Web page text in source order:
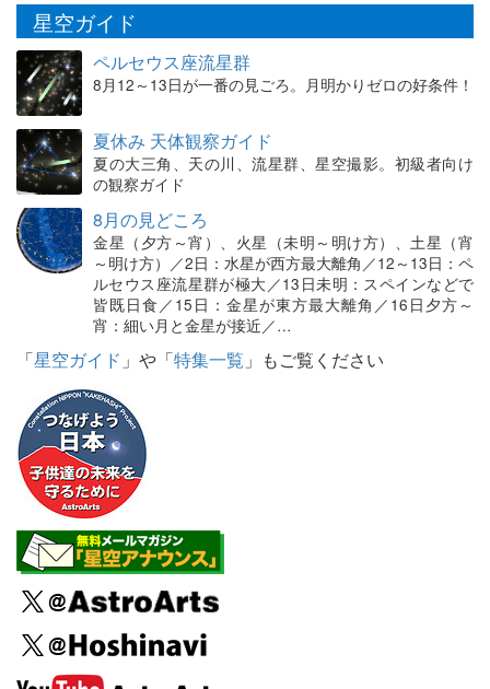
星空ガイド
ペルセウス座流星群
8月12～13日が一番の見ごろ。月明かりゼロの好条件！
夏休み 天体観察ガイド
夏の大三角、天の川、流星群、星空撮影。初級者向け
の観察ガイド
8月の見どころ
金星（夕方～宵）、火星（未明～明け方）、土星（宵
～明け方）／2日：水星が西方最大離角／12～13日：ペ
ルセウス座流星群が極大／13日未明：スペインなどで
皆既日食／15日：金星が東方最大離角／16日夕方～
宵：細い月と金星が接近／…
「星空ガイド 」や「特集一覧 」もご覧ください